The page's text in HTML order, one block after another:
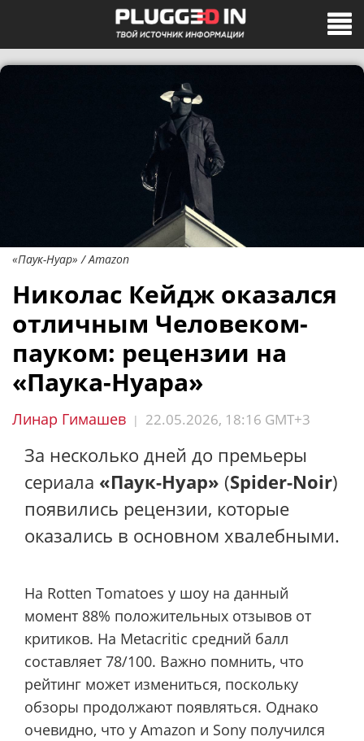
«Паук-Нуар» / Amazon
Николас Кейдж оказался
отличным Человеком-
пауком: рецензии на
«Паука-Нуара»
Линар Гимашев | 22.05.2026, 18:16 GMT+3
За несколько дней до премьеры
сериала «Паук-Нуар» (Spider-Noir)
появились рецензии, которые
оказались в основном хвалебными.
На Rotten Tomatoes у шоу на данный
момент 88% положительных отзывов от
критиков. На Metacritic средний балл
составляет 78/100. Важно помнить, что
рейтинг может измениться, поскольку
обзоры продолжают появляться. Однако
очевидно, что у Amazon и Sony получился